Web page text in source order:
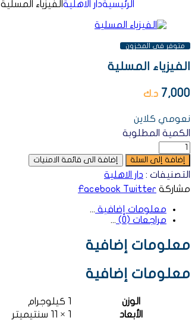
الرئيسيةدار الاهلية الفيزياء المسلية
متوفر فى المخزون
الفيزياء المسلية
7,000 د.ك
نعومي كلاين
الكمية المطلوبة
إضافة إلى السلة إضافة الى قائمة الامنيات
التصنيفات : دار الاهلية
مشاركة
Facebook Twitter
معلومات إضافية
مراجعات (0)
معلومات إضافية
معلومات إضافية
الوزن
1 كيلوجرام
الأبعاد
1 × 11 سنتيميتر